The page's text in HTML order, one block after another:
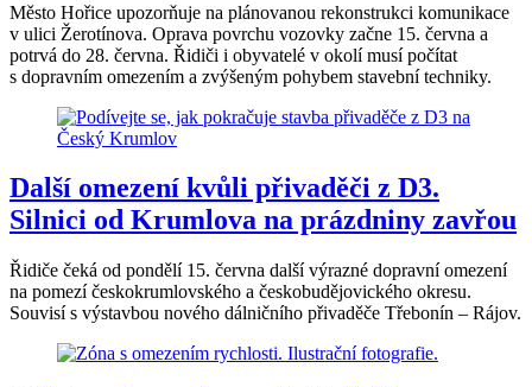
Město Hořice upozorňuje na plánovanou rekonstrukci komunikace
v ulici Žerotínova. Oprava povrchu vozovky začne 15. června a
potrvá do 28. června. Řidiči i obyvatelé v okolí musí počítat
s dopravním omezením a zvýšeným pohybem stavební techniky.
Další omezení kvůli přivaděči z D3.
Silnici od Krumlova na prázdniny zavřou
Řidiče čeká od pondělí 15. června další výrazné dopravní omezení
na pomezí českokrumlovského a českobudějovického okresu.
Souvisí s výstavbou nového dálničního přivaděče Třebonín – Rájov.